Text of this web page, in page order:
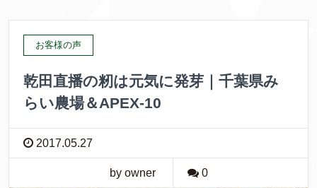
お客様の声
乾田直播の籾は元気に発芽｜千葉県み
らい農場＆APEX-10
2017.05.27
by owner 0